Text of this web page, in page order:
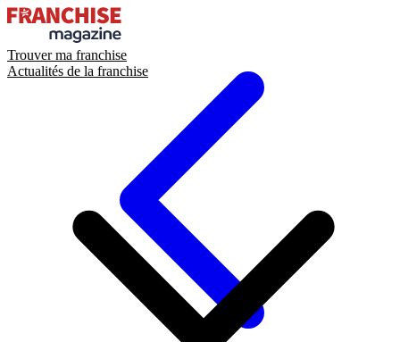
Trouver ma franchise
Actualités de la franchise